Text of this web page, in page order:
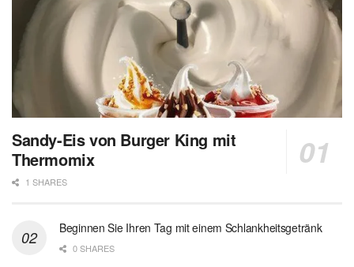
Sandy-Eis von Burger King mit
Thermomix
1 SHARES
Beginnen Sie Ihren Tag mit einem Schlankheitsgetränk
0 SHARES